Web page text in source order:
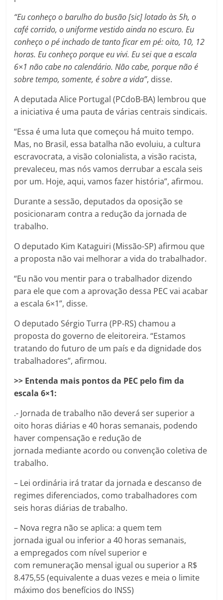
“Eu conheço o barulho do busão [sic] lotado às 5h, o
café corrido, o uniforme vestido ainda no escuro. Eu
conheço o pé inchado de tanto ficar em pé: oito, 10, 12
horas. Eu conheço porque eu vivi. Eu sei que a escala
6×1 não cabe no calendário. Não cabe, porque não é
sobre tempo, somente, é sobre a vida”, disse.
A deputada Alice Portugal (PCdoB-BA) lembrou que
a iniciativa é uma pauta de várias centrais sindicais.
“Essa é uma luta que começou há muito tempo.
Mas, no Brasil, essa batalha não evoluiu, a cultura
escravocrata, a visão colonialista, a visão racista,
prevaleceu, mas nós vamos derrubar a escala seis
por um. Hoje, aqui, vamos fazer história”, afirmou.
Durante a sessão, deputados da oposição se
posicionaram contra a redução da jornada de
trabalho.
O deputado Kim Kataguiri (Missão-SP) afirmou que
a proposta não vai melhorar a vida do trabalhador.
“Eu não vou mentir para o trabalhador dizendo
para ele que com a aprovação dessa PEC vai acabar
a escala 6×1”, disse.
O deputado Sérgio Turra (PP-RS) chamou a
proposta do governo de eleitoreira. “Estamos
tratando do futuro de um país e da dignidade dos
trabalhadores”, afirmou.
>> Entenda mais pontos da PEC pelo fim da
escala 6×1:
.- Jornada de trabalho não deverá ser superior a
oito horas diárias e 40 horas semanais, podendo
haver compensação e redução de
jornada mediante acordo ou convenção coletiva de
trabalho.
– Lei ordinária irá tratar da jornada e descanso de
regimes diferenciados, como trabalhadores com
seis horas diárias de trabalho.
– Nova regra não se aplica: a quem tem
jornada igual ou inferior a 40 horas semanais,
a empregados com nível superior e
com remuneração mensal igual ou superior a R$
8.475,55 (equivalente a duas vezes e meia o limite
máximo dos benefícios do INSS)